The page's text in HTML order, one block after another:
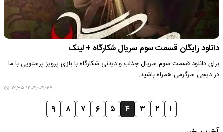
دانلود رایگان قسمت سوم سریال شکارگاه + لینک
برای دانلود قسمت سوم سریال جذاب و دیدنی شکارگاه با بازی پرویز پرستویی با ما
در دیجی سرگرمی همراه باشید.
۱۴۰۴/۰۴/۲۶ ۱۲:۳۵
۱ ۲ ۳ ۴ ۵ ۶ ۷ ۸ ۹